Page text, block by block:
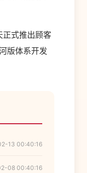
正式推出顾客
版体系开发
13 00:40:16
08 00:40:16